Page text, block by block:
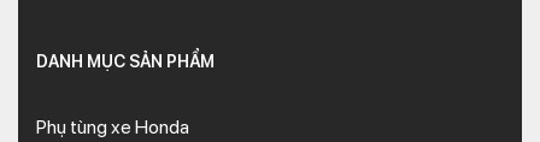
DANH MỤC SẢN PHẨM
Phụ tùng xe Honda